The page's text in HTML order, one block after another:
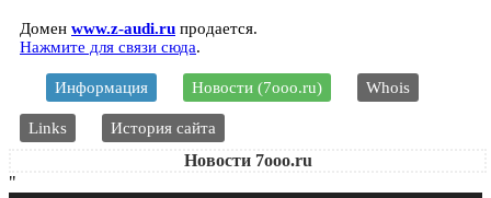
Домен www.z-audi.ru продается.
Нажмите для связи сюда.
Информация Новости (7ooo.ru) Whois
Links История сайта
Новости 7ooo.ru
"